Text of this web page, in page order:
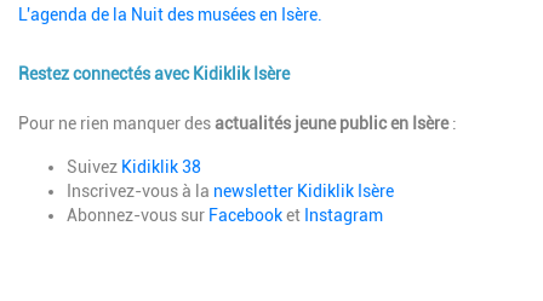
L'agenda de la Nuit des musées en Isère.
Restez connectés avec Kidiklik Isère
Description
Pour ne rien manquer desactualités jeune publicen Isère:
Suivez Kidiklik 38
Inscrivez-vous à la newsletter Kidiklik Isère
Abonnez-vous sur Facebooket Instagram